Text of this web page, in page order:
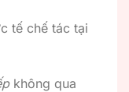
tế chế tác tại
không qua